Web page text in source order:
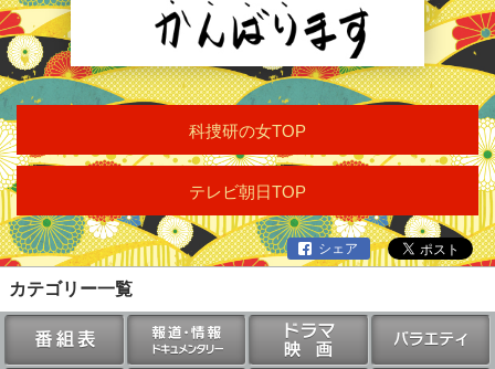
科捜研の女TOP
テレビ朝日TOP
シェア
カテゴリー一覧